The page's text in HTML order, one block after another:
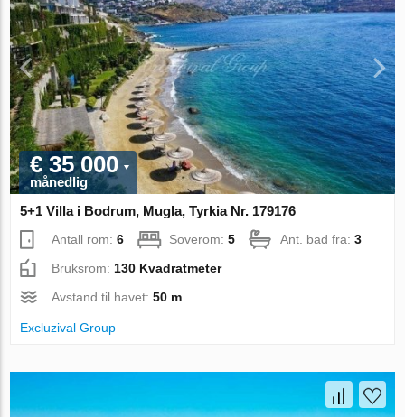
€ 35 000
månedlig
5+1 Villa i Bodrum, Mugla, Tyrkia Nr. 179176
Antall rom:6 Soverom:5 Ant. bad fra:3
Bruksrom:130 Kvadratmeter
Avstand til havet:50 m
Excluzival Group